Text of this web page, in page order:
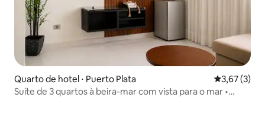
Quarto de hotel ⋅ Puerto Plata 3,67 de
3,67 (3)
Suíte de 3 quartos à beira-mar com vista para o mar •